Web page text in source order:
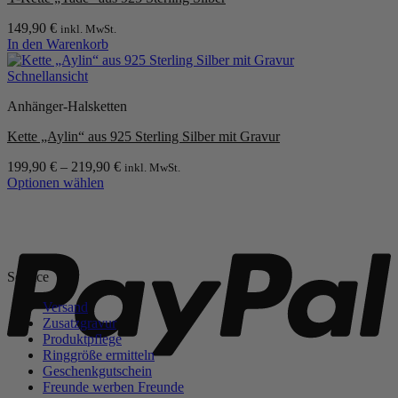
können
auf
der
Produktseite
werden
149,90 € inkl. MwSt.
In den Warenkorb
Schnellansicht
Anhänger-Halsketten
Kette „Aylin“ aus 925 Sterling Silber mit Gravur
199,90 € – 219,90 € inkl. MwSt.
Optionen wählen
Varianten
auf.
Die
Optionen
können
auf
Produktseite
gewählt
Service
Versand
Zusatzgravur
Produktpflege
Ringgröße ermitteln
Geschenkgutschein
Freunde werben Freunde